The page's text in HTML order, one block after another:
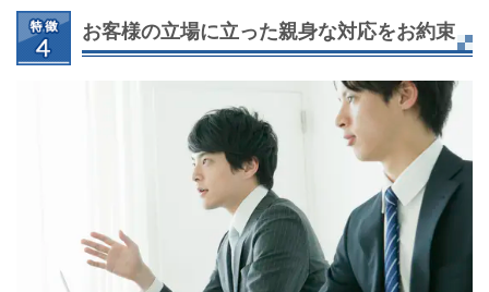
お客様の立場に立った親身な対応をお約束